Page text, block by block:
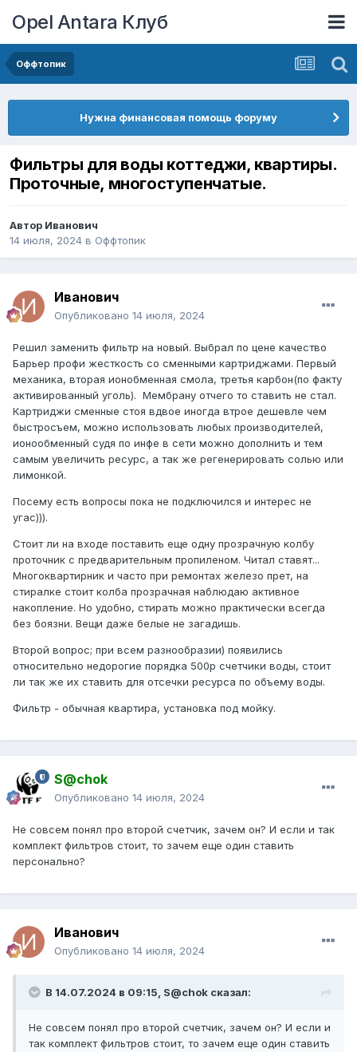
Opel Antara Клуб
Оффтопик
Нужна финансовая помощь форуму
Фильтры для воды коттеджи, квартиры.
Проточные, многоступенчатые.
Автор Иванович
14 июля, 2024 в Оффтопик
Иванович
Опубликовано 14 июля, 2024
Решил заменить фильтр на новый. Выбрал по цене качество
Барьер профи жесткость со сменными картриджами. Первый
механика, вторая ионобменная смола, третья карбон(по факту
активированный уголь). Мембрану отчего то ставить не стал.
Картриджи сменные стоя вдвое иногда втрое дешевле чем
быстросъем, можно использовать любых производителей,
ионообменный судя по инфе в сети можно дополнить и тем
самым увеличить ресурс, а так же регенерировать солью или
лимонкой.
Посему есть вопросы пока не подключился и интерес не
угас))).
Стоит ли на входе поставить еще одну прозрачную колбу
проточник с предварительным пропиленом. Читал ставят...
Многоквартирник и часто при ремонтах железо прет, на
стиралке стоит колба прозрачная наблюдаю активное
накопление. Но удобно, стирать можно практически всегда
без боязни. Вещи даже белые не загадишь.
Второй вопрос; при всем разнообразии) появились
относительно недорогие порядка 500р счетчики воды, стоит
ли так же их ставить для отсечки ресурса по объему воды.
Фильтр - обычная квартира, установка под мойку.
S@chok
Опубликовано 14 июля, 2024
Не совсем понял про второй счетчик, зачем он? И если и так
комплект фильтров стоит, то зачем еще один ставить
персонально?
Иванович
Опубликовано 14 июля, 2024
В 14.07.2024 в 09:15, S@chok сказал:
Не совсем понял про второй счетчик, зачем он? И если и
так комплект фильтров стоит, то зачем еще один ставить